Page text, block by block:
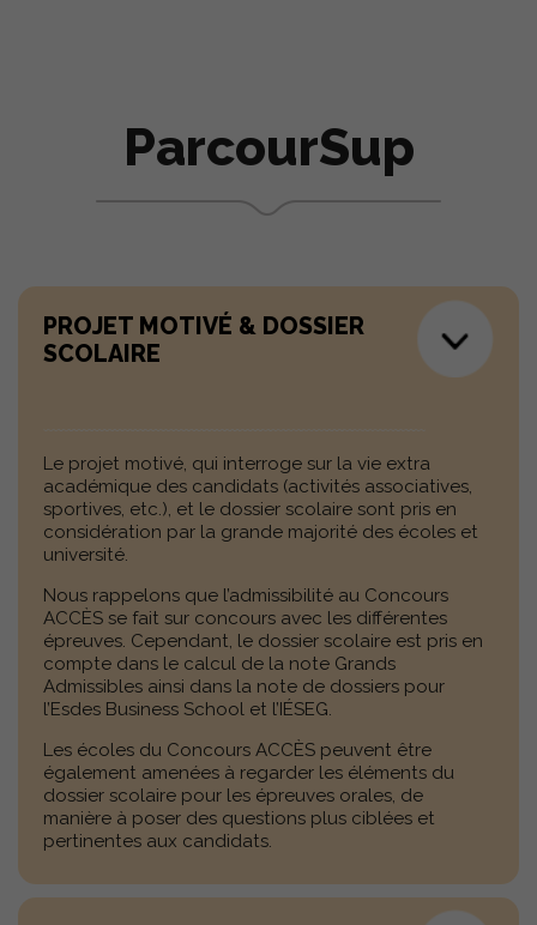
ParcourSup
PROJET MOTIVÉ & DOSSIER
SCOLAIRE
Le projet motivé, qui interroge sur la vie extra
académique des candidats (activités associatives,
sportives, etc.), et le dossier scolaire sont pris en
considération par la grande majorité des écoles et
université.
Nous rappelons que l’admissibilité au Concours
ACCÈS se fait sur concours avec les différentes
épreuves. Cependant, le dossier scolaire est pris en
compte dans le calcul de la note Grands
Admissibles ainsi dans la note de dossiers pour
l’Esdes Business School et l’IÉSEG.
Les écoles du Concours ACCÈS peuvent être
également amenées à regarder les éléments du
dossier scolaire pour les épreuves orales, de
manière à poser des questions plus ciblées et
pertinentes aux candidats.